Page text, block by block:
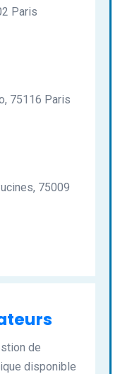
Paris
75116 Paris
75009
de
disponible